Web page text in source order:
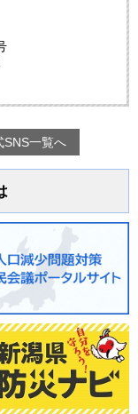
SNS一覧へ